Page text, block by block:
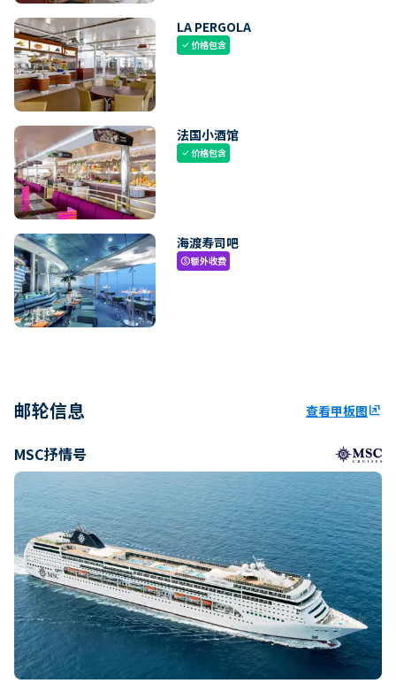
LA PERGOLA
check价格包含
法国小酒馆
check价格包含
海渡寿司吧
paid额外收费
邮轮信息 查看甲板图ungroup
MSC抒情号